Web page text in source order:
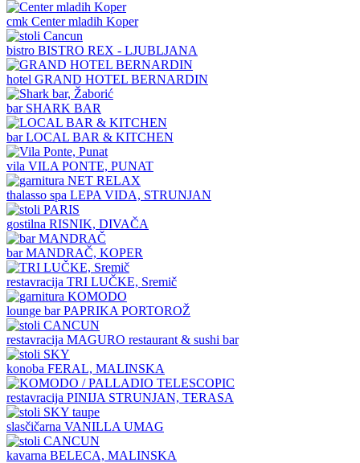
cmk Center mladih Koper
bistro BISTRO REX - LJUBLJANA
hotel GRAND HOTEL BERNARDIN
bar SHARK BAR
barLOCAL BAR & KITCHEN
vila VILA PONTE, PUNAT
thalasso spa LEPA VIDA, STRUNJAN
gostilna RISNIK, DIVAČA
barMANDRAČ, KOPER
restavracija TRI LUČKE, Sremič
lounge barPAPRIKA PORTOROŽ
restavracija MAGURO restaurant & sushi bar
konoba FERAL, MALINSKA
restavracija PINIJA STRUNJAN, TERASA
slasčičarna VANILLA UMAG
kavarna BELECA, MALINSKA